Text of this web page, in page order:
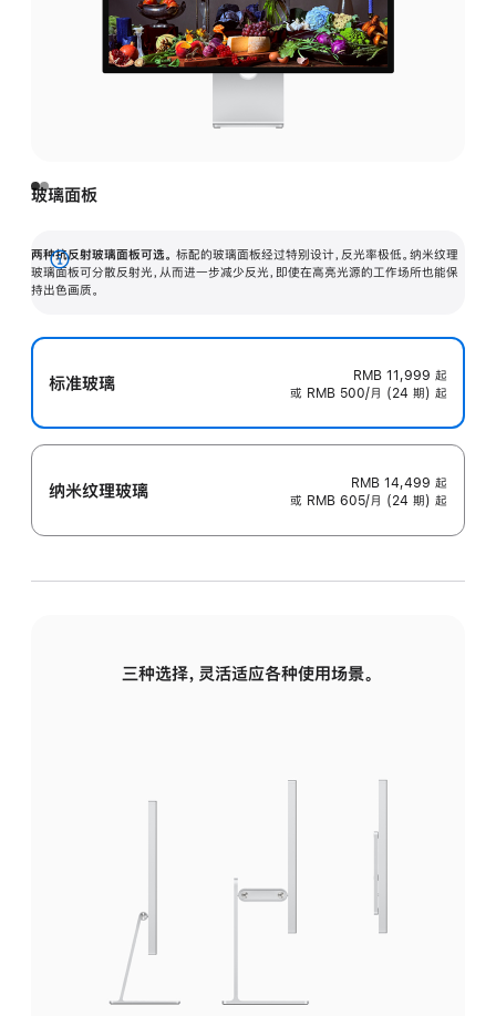
玻璃面板
两种抗反射玻璃面板可选。 标配的玻璃面板经过特别设计，反光率极低。纳米纹理
玻璃面板可分散反射光，从而进一步减少反光，即使在高亮光源的工作场所也能保
持出色画质。
展
开
标准玻璃 RMB 11,999 起
或 RMB 500/月 (24 期) 起
纳米纹理玻璃 RMB 14,499 起
或 RMB 605/月 (24 期) 起
三种选择，灵活适应各种使用场景。